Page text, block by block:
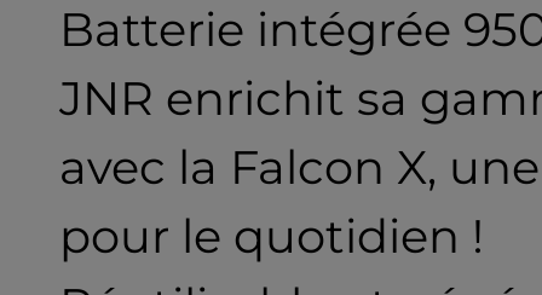
Batterie intégrée
JNR enrichit sa
avec la Falcon X,
pour le quotidien !